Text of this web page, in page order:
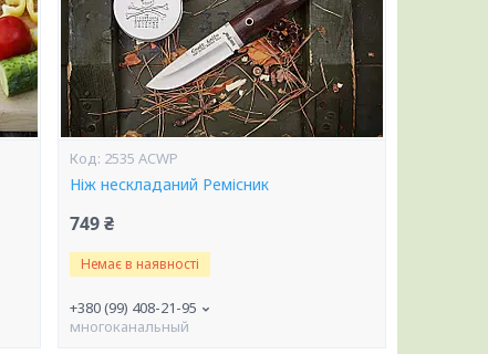
2535 ACWP
Ніж нескладаний Ремісник
749 ₴
Немає в наявності
+380 (99) 408-21-95
многоканальный